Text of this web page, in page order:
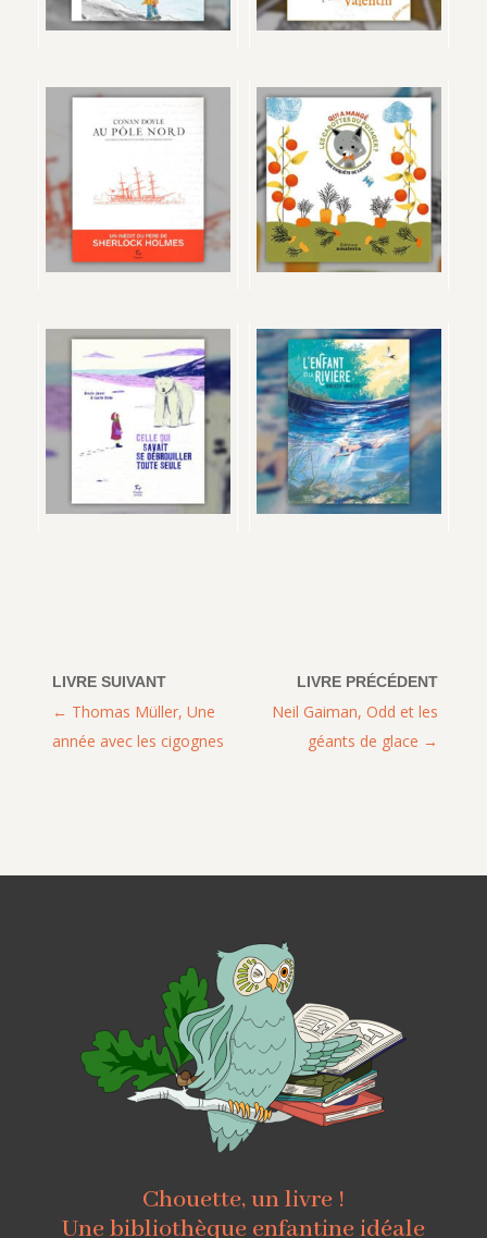
Neil Gaiman, Odd et les
géants de glace
Thomas Müller, Une
année avec les cigognes
Chouette, un livre !
Une bibliothèque enfantine idéale